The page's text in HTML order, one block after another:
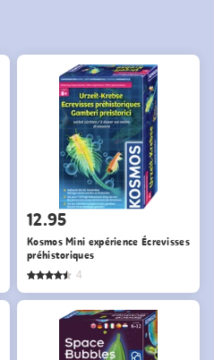
12.95
Kosmos Mini expérience Écrevisses
préhistoriques
4